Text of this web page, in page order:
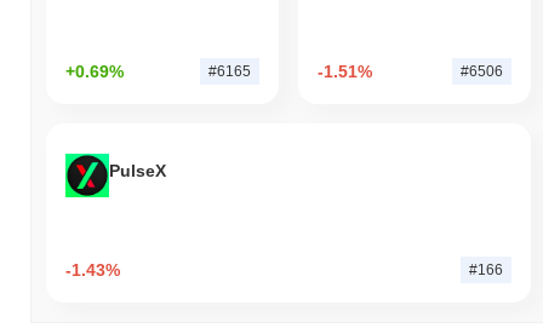
+0.69% #6165 -1.51% #6506
PulseX
-1.43% #166